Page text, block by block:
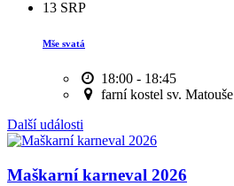
13 SRP
Mše svatá
18:00 - 18:45
farní kostel sv. Matouše
Další události
Maškarní karneval 2026